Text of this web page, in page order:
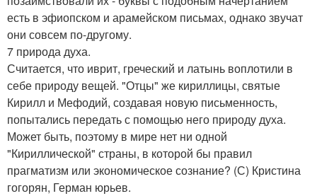
есть в эфиопском и арамейском письмах, однако звучат
они совсем по-другому.
7 природа духа.
Считается, что иврит, греческий и латынь воплотили в
себе природу вещей. "Отцы" же кириллицы, святые
Кирилл и Мефодий, создавая новую письменность,
попытались передать с помощью него природу духа.
Может быть, поэтому в мире нет ни одной
"Кириллической" страны, в которой бы правил
прагматизм или экономическое сознание? (С) Кристина
гогорян, Герман юрьев.